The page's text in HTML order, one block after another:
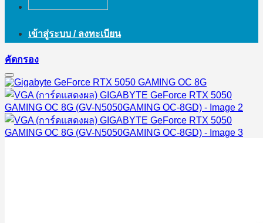
เข้าสู่ระบบ / ลงทะเบียน
คัดกรอง